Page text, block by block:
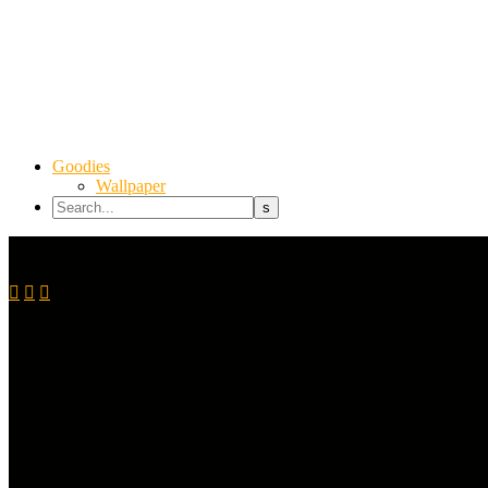
Goodies
Wallpaper
  